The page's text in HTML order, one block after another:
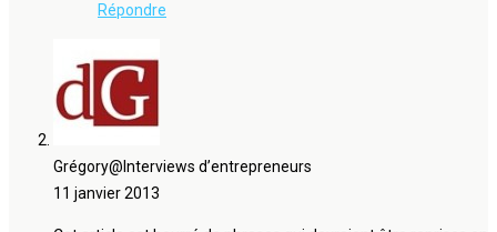
Répondre
Grégory@Interviews d’entrepreneurs
11 janvier 2013